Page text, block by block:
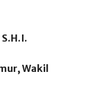
Wakil